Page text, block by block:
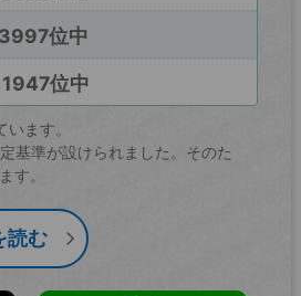
位中
位中
ます。
基準が設けられました。そのた
す。
読む